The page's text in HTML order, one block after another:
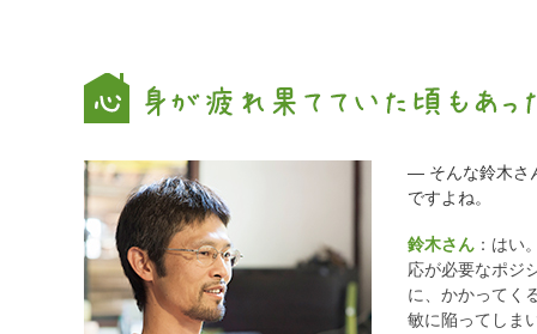
― そんな鈴木さ
ですよね。
鈴木さん ：はい
応が必要なポジ
に、かかってく
敏に陥ってしま